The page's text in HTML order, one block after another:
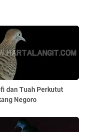
dan Tuah Perkutut
Negoro